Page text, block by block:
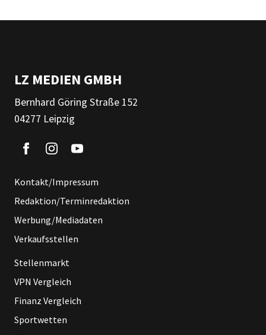
LZ MEDIEN GMBH
Bernhard Göring Straße 152
04277 Leipzig
Kontakt/Impressum
Redaktion/Terminredaktion
Werbung/Mediadaten
Verkaufsstellen
Stellenmarkt
VPN Vergleich
Finanz Vergleich
Sportwetten